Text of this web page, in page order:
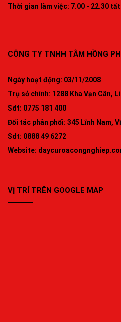
CÔNG TY TNHH TÂM HỒNG
Ngày hoạt động: 03/11/2008
Trụ sở chính: 1288 Kha Vạn Cân,
Sdt: 0775 181 400
Đối tác phân phối: 345 Lĩnh Nam,
Sdt: 0888 49 6272
Website:
Thời gian làm việc: 7.00 - 22.30
VỊ TRÍ TRÊN GOOGLE MAP